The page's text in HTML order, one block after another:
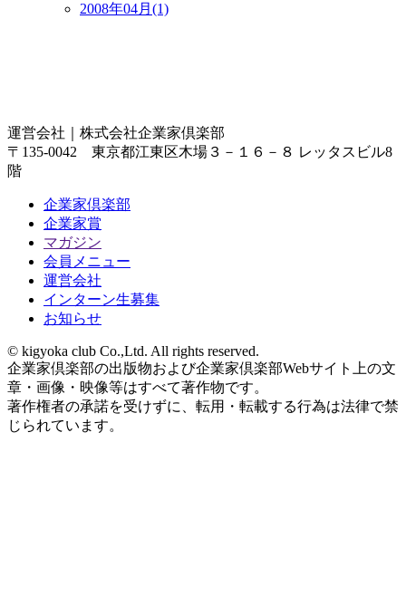
2008年04月(1)
運営会社｜ 株式会社企業家倶楽部
〒135-0042 東京都江東区木場３－１６－８ レッタスビル8
階
企業家倶楽部
企業家賞
マガジン
会員メニュー
運営会社
インターン生募集
お知らせ
© kigyoka club Co.,Ltd. All rights reserved.
企業家倶楽部の出版物および企業家倶楽部Webサイト上の文
章・画像・映像等はすべて著作物です。
著作権者の承諾を受けずに、転用・転載する行為は法律で禁
じられています。